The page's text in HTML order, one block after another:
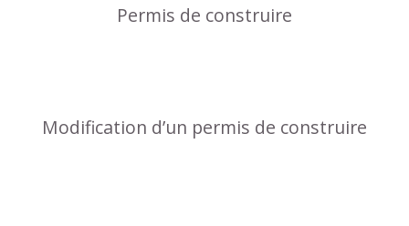
Permis de construire
Modification d’un permis de construire